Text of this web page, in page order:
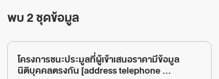
พบ 2 ชุดข้อมูล
โครงการชนะประมูลที่ผู้เข้าเสนอราคามีข้อมูล
นิติบุคคลตรงกัน [address telephone ...